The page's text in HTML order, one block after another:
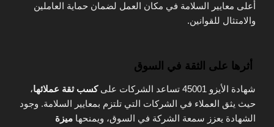
أعلى معايير السلامة في مكان العمل لضمان حماية العاملين
والامتثال للقوانين.
أثرها على الثقة في السوق
شهادة الأيزو 45001 تساعد الشركات على كسب ثقة عملائها،
حيث يثق العملاء في الشركات التي تلتزم بمعايير السلامة. وجود
الشهادة يعزز سمعة الشركة في السوق، ويمنحها ميزة